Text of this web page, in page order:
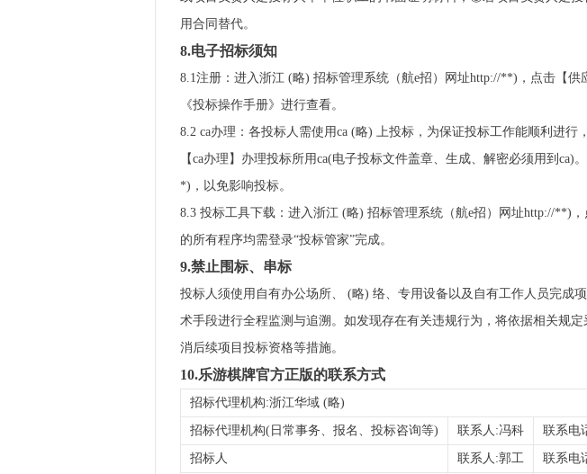
用合同替代。
8.电子招标须知
8.1注册：进入浙江 (略) 招标管理系统（航e招）网址http://**)，点击【
《投标操作手册》进行查看。
8.2 ca办理：各投标人需使用ca (略) 上投标，为保证投标工作能顺利进
【ca办理】办理投标所用ca(电子投标文件盖章、生成、解密必须用到
*)，以免影响投标。
8.3 投标工具下载：进入浙江 (略) 招标管理系统（航e招）网址http://**)
的所有程序均需登录“投标管家”完成。
9.禁止围标、串标
投标人须使用自有办公场所、 (略) 络、专用设备以及自有工作人员完成
术手段进行全程监测与追溯。如发现存在有关违规行为，将依据相关规
消后续项目投标资格等措施。
10.乐游棋牌官方正版的联系方式
招标代理机构:浙江华域 (略)
招标代理机构(日常事务、报名、投标咨询等) 联系人:冯科 联系电
招标人 联系人:郭工 联系电